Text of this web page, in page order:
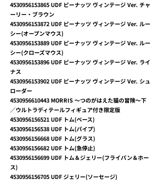
4530956153865 UDF ピーナッツ ヴィンテージ Ver. チャ
ーリー・ブラウン
4530956153872 UDF ピーナッツ ヴィンテージ Ver. ルー
シー(オープンマウス)
4530956153889 UDF ピーナッツ ヴィンテージ Ver. ルー
シー(クローズマウス)
4530956153896 UDF ピーナッツ ヴィンテージ Ver. ライ
ナス
4530956153902 UDF ピーナッツ ヴィンテージ Ver. シュ
ローダー
4530956610443 MORRIS ～つのがはえた猫の冒険～下
／ウルトラディテールフィギュア付き限定版
4530956156521 UDF トム(ベース)
4530956156538 UDF トム(パイプ)
4530956156668 UDF トム(グラス)
4530956156682 UDF トム(急停止)
4530956156699 UDF トム＆ジェリー(フライパン＆ホー
ス)
4530956156705 UDF ジェリー(ソーセージ)